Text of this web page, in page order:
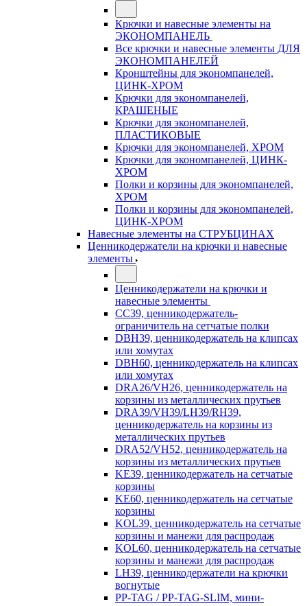
Крючки и навесные элементы на
ЭКОНОМПАНЕЛЬ
Все крючки и навесные элементы ДЛЯ
ЭКОНОМПАНЕЛЕЙ
Кронштейны для экономпанелей,
ЦИНК-ХРОМ
Крючки для экономпанелей,
КРАШЕНЫЕ
Крючки для экономпанелей,
ПЛАСТИКОВЫЕ
Крючки для экономпанелей, ХРОМ
Крючки для экономпанелей, ЦИНК-
ХРОМ
Полки и корзины для экономпанелей,
ХРОМ
Полки и корзины для экономпанелей,
ЦИНК-ХРОМ
Навесные элементы на СТРУБЦИНАХ
Ценникодержатели на крючки и навесные
элементы
Ценникодержатели на крючки и
навесные элементы
CC39, ценникодержатель-
ограничитель на сетчатые полки
DBH39, ценникодержатель на клипсах
или хомутах
DBH60, ценникодержатель на клипсах
или хомутах
DRA26/VH26, ценникодержатель на
корзины из металлических прутьев
DRA39/VH39/LH39/RH39,
ценникодержатель на корзины из
металлических прутьев
DRA52/VH52, ценникодержатель на
корзины из металлических прутьев
KE39, ценникодержатель на сетчатые
корзины
KE60, ценникодержатель на сетчатые
корзины
KOL39, ценникодержатель на сетчатые
корзины и манежи для распродаж
KOL60, ценникодержатель на сетчатые
корзины и манежи для распродаж
LH39, ценникодержатели на крючки
вогнутые
PP-TAG / PP-TAG-SLIM, мини-